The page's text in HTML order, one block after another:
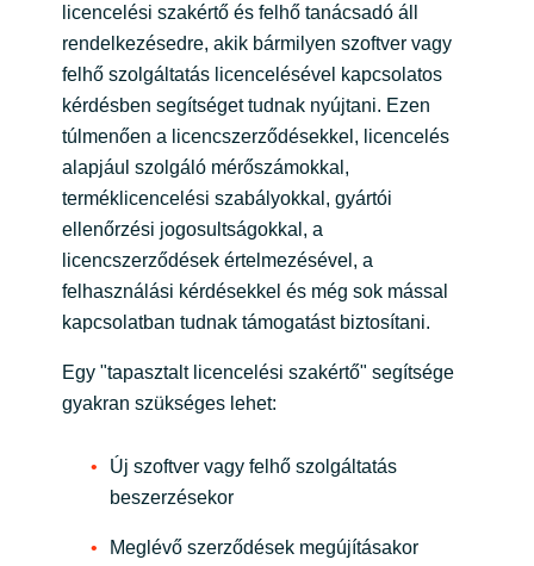
Romania
Serbia
Slovenia
Singapore
Spain
Sweden
Switzerland
licencelési szakértő és felhő tanácsadó áll
rendelkezésedre, akik bármilyen szoftver vagy
felhő szolgáltatás licencelésével kapcsolatos
kérdésben segítséget tudnak nyújtani. Ezen
túlmenően a licencszerződésekkel, licencelés
alapjául szolgáló mérőszámokkal,
terméklicencelési szabályokkal, gyártói
ellenőrzési jogosultságokkal, a
licencszerződések értelmezésével, a
felhasználási kérdésekkel és még sok mással
kapcsolatban tudnak támogatást biztosítani.
Egy "tapasztalt licencelési szakértő" segítsége
gyakran szükséges lehet:
Új szoftver vagy felhő szolgáltatás
beszerzésekor
Meglévő szerződések megújításakor